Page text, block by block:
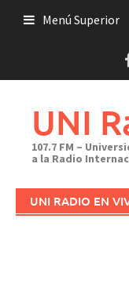
Menú Superior
UNI
107.7 FM –
a la Radio
UNI RADIO EN